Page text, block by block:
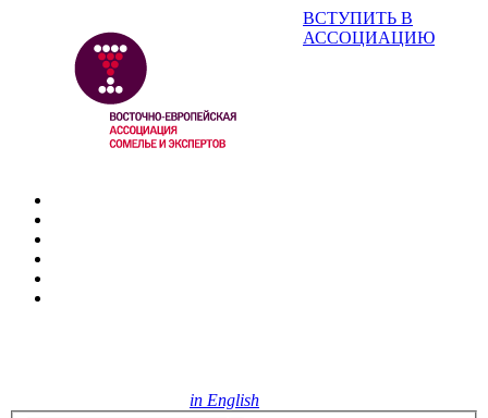
in English
ВСТУПИТЬ В
АССОЦИАЦИЮ